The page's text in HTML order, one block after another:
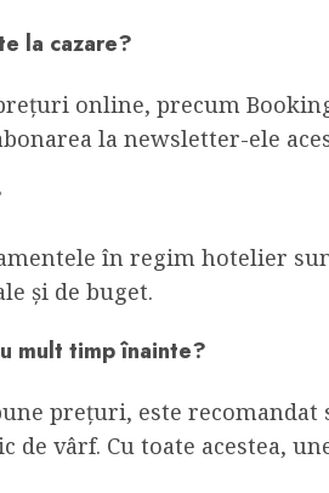
la cazare?
online, precum
la newsletter-ele
în regim hotelier
și de buget.
mult timp înainte?
prețuri, este
vârf. Cu toate acestea,